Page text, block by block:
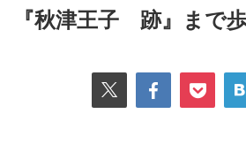
『秋津王子 跡』まで